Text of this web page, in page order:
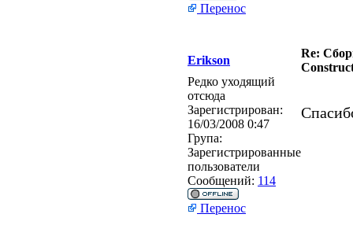
Перенос
Erikson
Re:
Редко уходящий
отсюда
Зарегистрирован:
16/03/2008 0:47
Група:
Зарегистрированные
пользователи
Сообщений: 114
Перенос